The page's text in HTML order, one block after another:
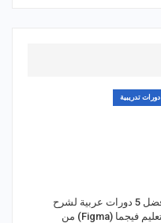
دورات تدريبية
أفضل 5 دورات عربية لشرح
وتعليم فيجما (Figma) من